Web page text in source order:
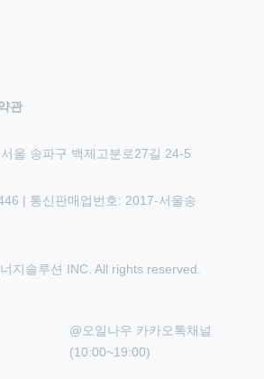
관
울 송파구 백제고분로27길 24-5
| 통신판매업번호: 2017-서울송
지솔루션 INC. All rights reserved.
@오일나우 카카오톡채널
(10:00~19:00)